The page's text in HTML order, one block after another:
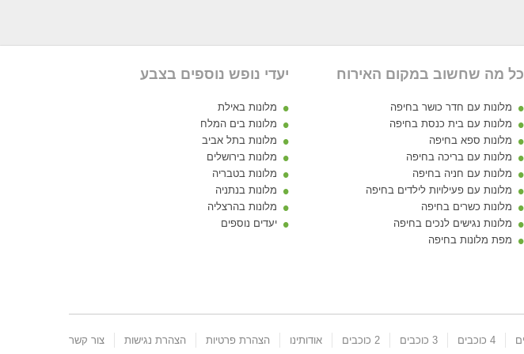
כל מה שחשוב במקום האירוח
מלונות עם חדר כושר בחיפה
מלונות עם בית כנסת בחיפה
מלונות ספא בחיפה
מלונות עם בריכה בחיפה
מלונות עם חניה בחיפה
מלונות עם פעילויות לילדים בחיפה
מלונות כשרים בחיפה
מלונות נגישים לנכים בחיפה
מפת מלונות בחיפה
יעדי נופש נוספים בצבע
מלונות באילת
מלונות בים המלח
מלונות בתל אביב
מלונות בירושלים
מלונות בטבריה
מלונות בנתניה
מלונות בהרצליה
יעדים נוספים
4 כוכבים 3 כוכבים 2 כוכבים אודותינו הצהרת פרטיות הצהרת נגישות צור קשר